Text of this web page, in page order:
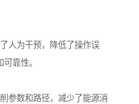
人为干预，降低了操作误
靠性。
参数和路径，减少了能源消